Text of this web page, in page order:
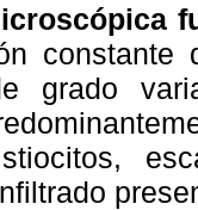
constante
grado